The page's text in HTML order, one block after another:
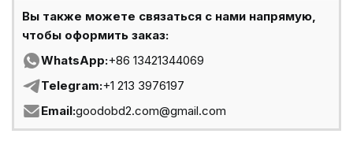
Вы также можете связаться с нами напрямую,
чтобы оформить заказ:
WhatsApp:+86 13421344069
Telegram:+1 213 3976197
Email:goodobd2.com@gmail.com